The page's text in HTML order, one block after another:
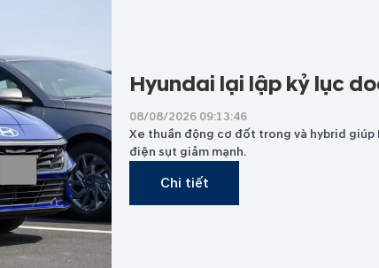
Hyundai lại lập kỷ lục
08/08/2026 09:13:46
Xe thuần động cơ đốt trong và hybrid giúp
điện sụt giảm mạnh.
Chi tiết